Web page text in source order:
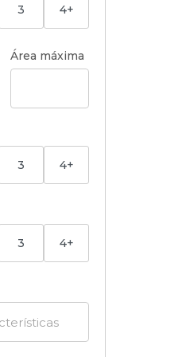
3 4+
Área máxima
3 4+
3 4+